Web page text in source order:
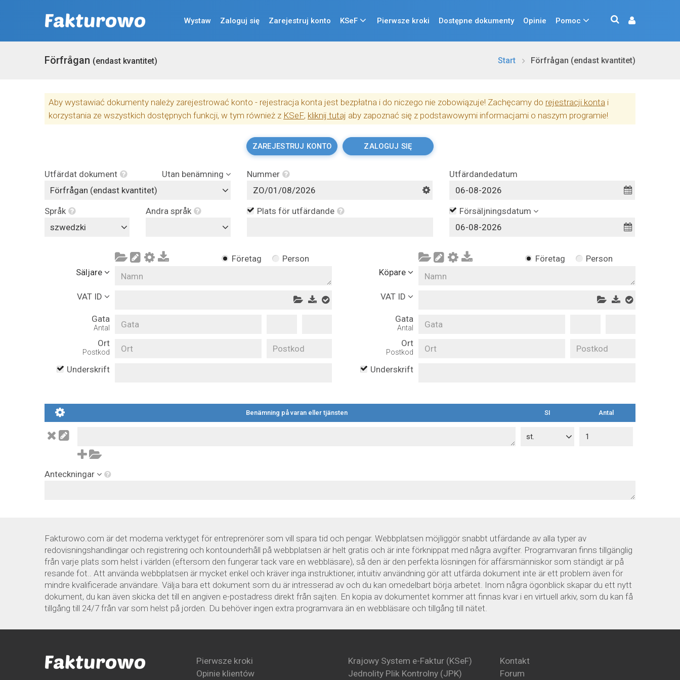
Wystaw Zaloguj się Zarejestruj konto KSeF Pierwsze kroki Dostępne dokumenty Opinie Pomoc
Förfrågan (endast kvantitet) Start Förfrågan (endast kvantitet)
Aby wystawiać dokumenty należy zarejestrować konto - rejestracja konta jest bezpłatna i do niczego nie zobowiązuje! Zachęcamy do rejestracji konta i
korzystania ze wszystkich dostępnych funkcji, w tym również z KSeF, kliknij tutaj aby zapoznać się z podstawowymi informacjami o naszym programie!
ZAREJESTRUJ KONTO ZALOGUJ SIĘ
Utfärdat dokument
Utan benämning
Förfrågan (endast kvantitet)
Nummer Utfärdandedatum
Språk
szwedzki
Andra språk Plats för utfärdande Försäljningsdatum
Företag
Person
Säljare
VAT ID
Gata
Antal
Ort
Postkod
Underskrift
Företag
Person
Köpare
VAT ID
Gata
Antal
Ort
Postkod
Underskrift
Benämning på varan eller tjänsten SI Antal
st.
Anteckningar
Fakturowo.com är det moderna verktyget för entreprenörer som vill spara tid och pengar. Webbplatsen möjliggör snabbt utfärdande av alla typer av
redovisningshandlingar och registrering och kontounderhåll på webbplatsen är helt gratis och är inte förknippat med några avgifter. Programvaran finns tillgänglig
från varje plats som helst i världen (eftersom den fungerar tack vare en webbläsare), så den är den perfekta lösningen för affärsmänniskor som ständigt är på
resande fot.. Att använda webbplatsen är mycket enkel och kräver inga instruktioner, intuitiv användning gör att utfärda dokument inte är ett problem även för
mindre kvalificerade användare. Välja bara ett dokument som du är intresserad av och du kan omedelbart börja arbetet. Inom några ögonblick skapar du ett nytt
dokument, du kan även skicka det till en angiven e-postadress direkt från sajten. En kopia av dokumentet kommer att finnas kvar i en virtuell arkiv, som du kan få
tillgång till 24/7 från var som helst på jorden. Du behöver ingen extra programvara än en webbläsare och tillgång till nätet.
Pierwsze kroki
Opinie klientów
Krajowy System e-Faktur (KSeF)
Jednolity Plik Kontrolny (JPK)
Kontakt
Forum